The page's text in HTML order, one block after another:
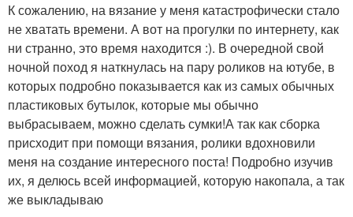
К сожалению, на вязание у меня катастрофически стало
не хватать времени. А вот на прогулки по интернету, как
ни странно, это время находится :). В очередной свой
ночной поход я наткнулась на пару роликов на ютубе, в
которых подробно показывается как из самых обычных
пластиковых бутылок, которые мы обычно
выбрасываем, можно сделать сумки!А так как сборка
присходит при помощи вязания, ролики вдохновили
меня на создание интересного поста! Подробно изучив
их, я делюсь всей информацией, которую накопала, а так
же выкладываю